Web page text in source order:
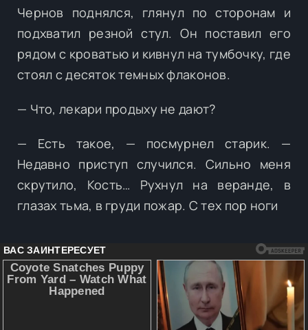
Чернов поднялся, глянул по сторонам и
подхватил резной стул. Он поставил его
рядом с кроватью и кивнул на тумбочку, где
стоял с десяток темных флаконов.
— Что, лекари продыху не дают?
— Есть такое, — посмурнел старик. —
Недавно приступ случился. Сильно меня
скрутило, Кость… Рухнул на веранде, в
глазах тьма, в груди пожар. С тех пор ноги